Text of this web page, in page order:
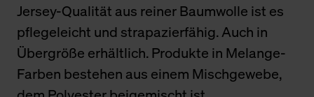
Jersey-Qualität aus reiner Baumwolle ist es
pflegeleicht und strapazierfähig. Auch in
Übergröße erhältlich. Produkte in Melange-
Farben bestehen aus einem Mischgewebe,